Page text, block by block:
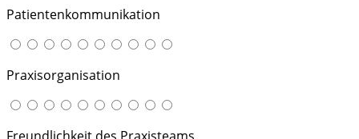
Patientenkommunikation
Praxisorganisation